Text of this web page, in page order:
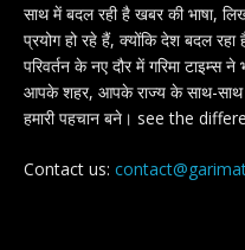
साथ में बदल रही है खबर की भाषा,
प्रयोग हो रहे हैं, क्योंकि देश बदल
परिवर्तन के नए दौर में गरिमा
आपके शहर, आपके राज्य के साथ-साथ
हमारी पहचान बने। see the
Contact us: